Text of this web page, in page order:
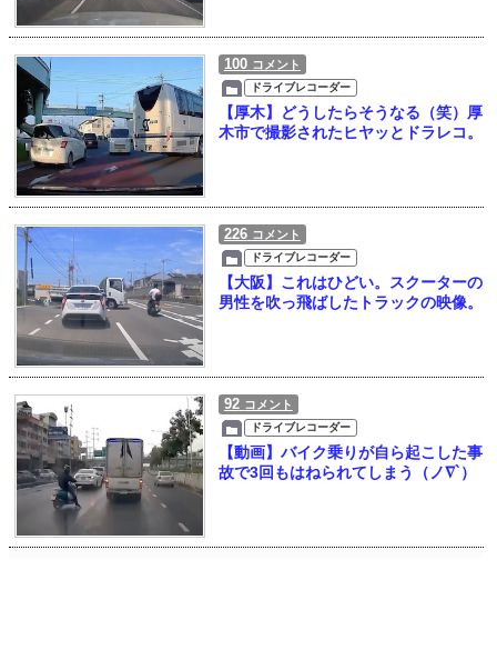
100 コメント
ドライブレコーダー
【厚木】どうしたらそうなる（笑）厚
木市で撮影されたヒヤッとドラレコ。
226 コメント
ドライブレコーダー
【大阪】これはひどい。スクーターの
男性を吹っ飛ばしたトラックの映像。
92 コメント
ドライブレコーダー
【動画】バイク乗りが自ら起こした事
故で3回もはねられてしまう（ノ∇`）